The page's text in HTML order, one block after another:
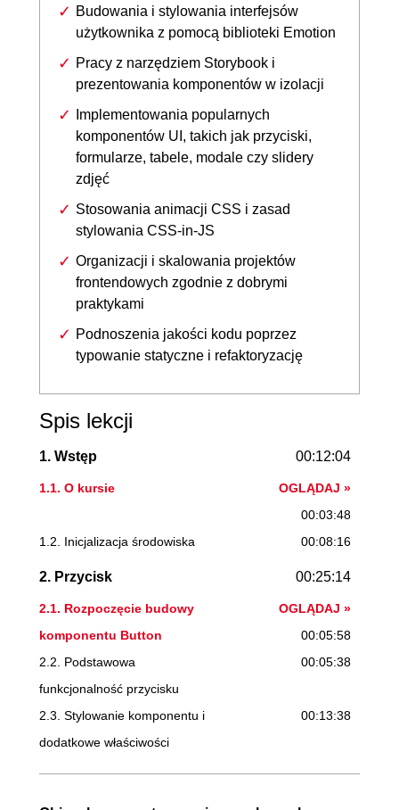
Budowania i stylowania interfejsów
użytkownika z pomocą biblioteki Emotion
Pracy z narzędziem Storybook i
prezentowania komponentów w izolacji
Implementowania popularnych
komponentów UI, takich jak przyciski,
formularze, tabele, modale czy slidery
zdjęć
Stosowania animacji CSS i zasad
stylowania CSS-in-JS
Organizacji i skalowania projektów
frontendowych zgodnie z dobrymi
praktykami
Podnoszenia jakości kodu poprzez
typowanie statyczne i refaktoryzację
Spis lekcji
1. Wstęp 00:12:04
1.1. O kursie
OGLĄDAJ »
00:03:48
1.2. Inicjalizacja środowiska
00:08:16
2. Przycisk 00:25:14
2.1. Rozpoczęcie budowy
komponentu Button
OGLĄDAJ »
00:05:58
2.2. Podstawowa
funkcjonalność przycisku
00:05:38
2.3. Stylowanie komponentu i
dodatkowe właściwości
00:13:38
3. Karta 00:21:31